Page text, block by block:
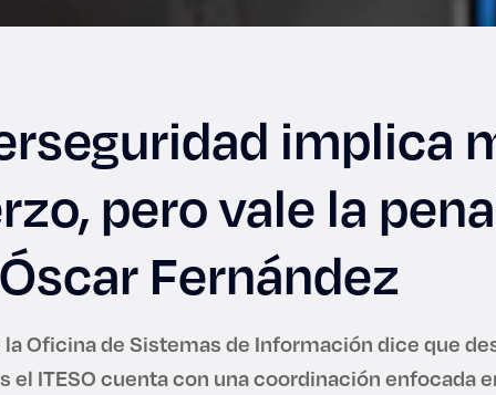
implica
pero vale la
Óscar Fernández
Oficina de Sistemas de Información dice que
el ITESO cuenta con una coordinación enfocada